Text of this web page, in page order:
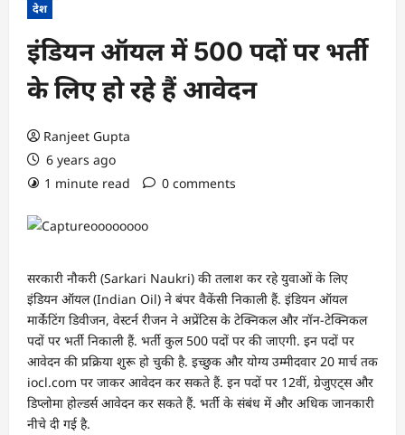
देश
इंडियन ऑयल में 500 पदों पर भर्ती
के लिए हो रहे हैं आवेदन
Ranjeet Gupta
6 years ago
1 minute read
0 comments
सरकारी नौकरी (Sarkari Naukri) की तलाश कर रहे युवाओं के लिए
इंडियन ऑयल (Indian Oil) ने बंपर वैकेंसी निकाली हैं. इंडियन ऑयल
मार्केटिंग डिवीजन, वेस्टर्न रीजन ने अप्रेंटिस के टेक्निकल और नॉन-टेक्निकल
पदों पर भर्ती निकाली हैं. भर्ती कुल 500 पदों पर की जाएगी. इन पदों पर
आवेदन की प्रक्रिया शुरू हो चुकी है. इच्छुक और योग्य उम्मीदवार 20 मार्च तक
iocl.com पर जाकर आवेदन कर सकते हैं. इन पदों पर 12वीं, ग्रेजुएट्स और
डिप्लोमा होल्डर्स आवेदन कर सकते हैं. भर्ती के संबंध में और अधिक जानकारी
नीचे दी गई है.